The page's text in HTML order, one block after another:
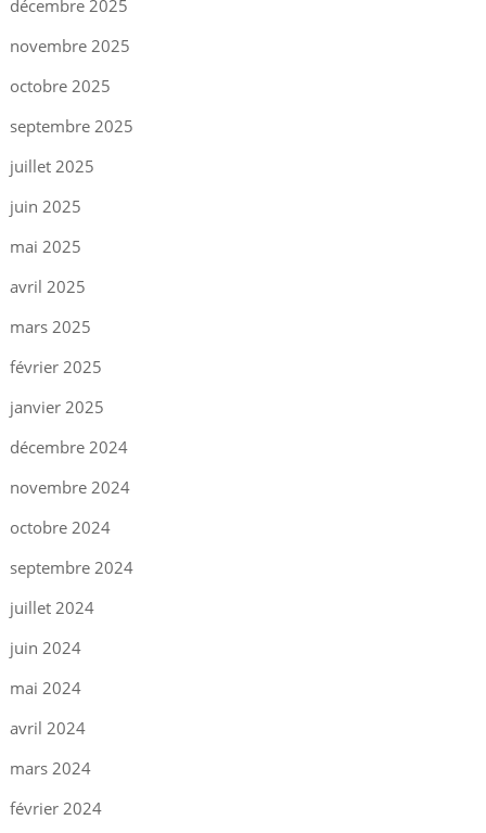
décembre 2025
novembre 2025
octobre 2025
septembre 2025
juillet 2025
juin 2025
mai 2025
avril 2025
mars 2025
février 2025
janvier 2025
décembre 2024
novembre 2024
octobre 2024
septembre 2024
juillet 2024
juin 2024
mai 2024
avril 2024
mars 2024
février 2024